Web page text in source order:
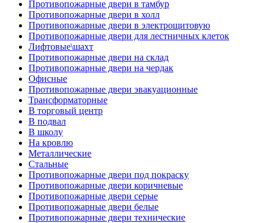
Противопожарные двери в тамбур
Противопожарные двери в холл
Противопожарные двери в электрощитовую
Противопожарные двери для лестничных клеток
Лифтовые\шахт
Противопожарные двери на склад
Противопожарные двери на чердак
Офисные
Противопожарные двери эвакуационные
Трансформаторные
В торговый центр
В подвал
В школу
На кровлю
Металлические
Стальные
Противопожарные двери под покраску
Противопожарные двери коричневые
Противопожарные двери серые
Противопожарные двери белые
Противопожарные двери технические